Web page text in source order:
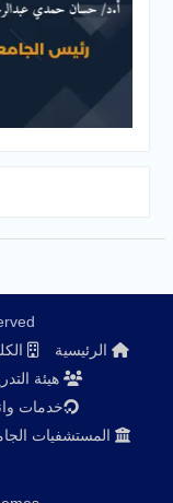
الرئيسية
هيئة
خدمات
المستشفيات